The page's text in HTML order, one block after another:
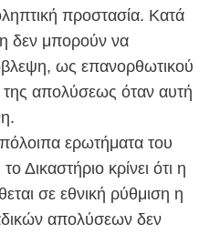
προστασία. Κατά
δεν μπορούν να
ως επανορθωτικού
απολύσεως όταν αυτή
ερωτήματα του
Δικαστήριο κρίνει ότι η
σε εθνική ρύθμιση η
απολύσεων δεν